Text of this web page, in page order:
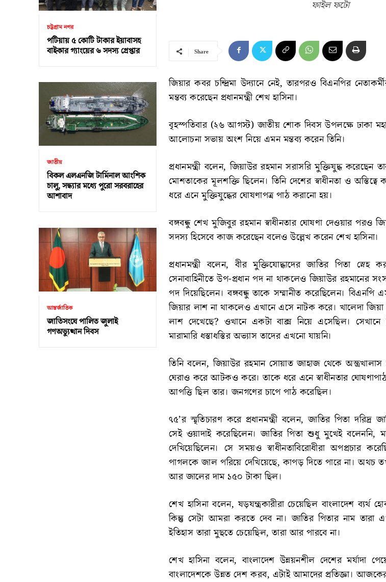
চট্টগ্রাম নগর
পটিয়ায় ৫ কোটি টাকার ইয়াবাসহ
বাইকার গ্যাংয়ের ৬ সদস্য গ্রেপ্তার
জাতীয়
বিকল এলএনজি টার্মিনাল আংশিক
চালু, সন্ধ্যার মধ্যে পুরো সরবরাহের
আশাবাদ
আন্তর্জাতিক
জাতিসংঘে পালিত জুলাই
গণঅভ্যুত্থান দিবস
ফাইল ফটো
Share
জিয়ার কবর চন্দ্রিমা উদ্যানে নেই, তারপরও বিএনপির
মন্তব্য করেছেন প্রধানমন্ত্রী শেখ হাসিনা।
বৃহস্পতিবার (২৬ আগস্ট) জাতীয় শোক দিবস উপলক্ষে ঢাকা
আলোচনা সভায় অংশ নিয়ে এমন মন্তব্য করেন তিনি।
প্রধানমন্ত্রী বলেন, জিয়াউর রহমান সরাসরি মুক্তিযুদ্ধ করেছেন
মোশতাকের মূলশক্তি ছিলেন। তিনি দেশের স্বাধীনতা ও
ধরে এনে মুক্তিযুদ্ধের ঘোষণাপত্র পাঠ করানো হয়।
বঙ্গবন্ধু শেখ মুজিবুর রহমান স্বাধীনতার ঘোষণা দেওয়ার পরও
সদস্য হিসেবে কাজ করেছেন বলেও উল্লেখ করেন শেখ হাসিনা।
প্রধানমন্ত্রী বলেন, বীর মুক্তিযোদ্ধাদের জাতির পিতা স্নেহ
সেনাবাহিনীতে উপ-প্রধান পদ না থাকলেও জিয়াউর রহমানের
পদ দিয়েছিলেন। বঙ্গবন্ধু তাকে সম্মানীত করেছিলেন। বিএনপি
জিয়ার লাশ না থাকলেও এখানে এসে নাটক করে। খালেদা
লাশ দেখেছে? ওখানে একটা বাক্স নিয়ে এসেছিল। সেখানে
মারামারি ধস্তাধস্তির অভ্যাস তাদের এখনো যায়নি।
তিনি বলেন, জিয়াউর রহমান সোয়াত জাহাজ থেকে
ঘেরাও করে আটকও করে। তাকে ধরে এনে স্বাধীনতার
আপত্তি ছিল তার। জনগণের চাপে পাঠ করেছিল।
৭৫’র স্মৃতিচারণ করে প্রধানমন্ত্রী বলেন, জাতির পিতা দরিদ্র
সেই ওয়াদাই করেছিলেন। জাতির পিতা শুধু মুখেই বলেননি,
দেখিয়েছিলেন। সে সময়ও স্বাধীনতাবিরোধীরা অপপ্রচার
পাগলকে জাল পরিয়ে দেখিয়েছে, কাপড় দিতে পারে না। অথচ
আর জালের দাম ১৫০ টাকা ছিল।
শেখ হাসিনা বলেন, ষড়যন্ত্রকারীরা চেয়েছিল বাংলাদেশ ব্যর্থ
কিন্তু সেটা আমরা করতে দেব না। জাতির পিতার নাম
ইতিহাস তারা মুছতে চেয়েছিল, তারা আর পারবে না।
শেখ হাসিনা বলেন, বাংলাদেশ উন্নয়নশীল দেশের মর্যাদা
বাংলাদেশকে উন্নত দেশ করব, এটাই আমাদের প্রতিজ্ঞা। আজকের